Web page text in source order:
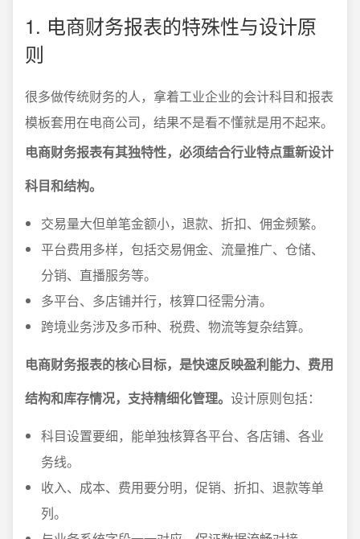
1. 电商财务报表的特殊性与设计原
则
很多做传统财务的人，拿着工业企业的会计科目和报表
模板套用在电商公司，结果不是看不懂就是用不起来。
电商财务报表有其独特性，必须结合行业特点重新设计
科目和结构。
交易量大但单笔金额小，退款、折扣、佣金频繁。
平台费用多样，包括交易佣金、流量推广、仓储、
分销、直播服务等。
多平台、多店铺并行，核算口径需分清。
跨境业务涉及多币种、税费、物流等复杂结算。
电商财务报表的核心目标，是快速反映盈利能力、费用
结构和库存情况，支持精细化管理。 设计原则包括：
科目设置要细，能单独核算各平台、各店铺、各业
务线。
收入、成本、费用要分明，促销、折扣、退款等单
列。